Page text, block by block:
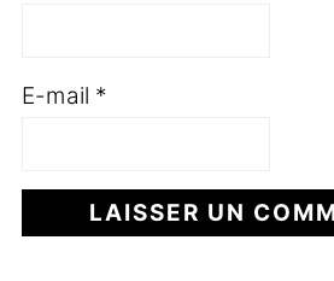
E-mail *